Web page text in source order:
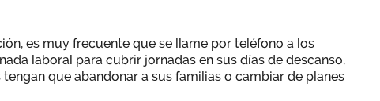
es muy frecuente que se llame por teléfono a los
laboral para cubrir jornadas en sus días de descanso,
que abandonar a sus familias o cambiar de planes